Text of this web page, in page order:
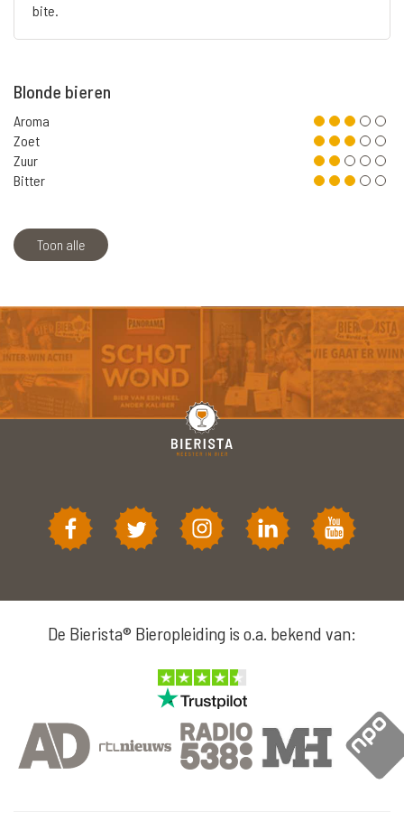
bite.
Blonde bieren
Aroma
Zoet
Zuur
Bitter
Toon alle
De Bierista® Bieropleiding is o.a. bekend van: